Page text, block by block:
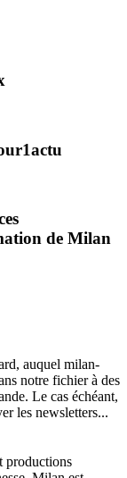
de Milan
auquel milan-
notre fichier à des
Le cas échéant,
les newsletters...
productions